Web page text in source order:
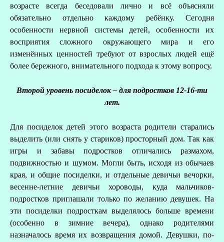
возрасте всегда беседовали лично и всё объясняли
обязательно отдельно каждому ребёнку. Сегодня
особенности нервной системы детей, особенности их
восприятия сложного окружающего мира и его
изменённых ценностей требуют от взрослых людей ещё
более бережного, внимательного подхода к этому вопросу.
Второй уровень посиделок – для подростков 12-16-ти
лет.
Для посиделок детей этого возраста родители старались
выделить (или снять у стариков) просторный дом. Так как
игры и забавы подростков отличались размахом,
подвижностью и шумом. Могли быть, исходя из обычаев
края, и общие посиделки, и отдельные девичьи вечорки,
весенне-летние девичьи хороводы, куда мальчиков-
подростков приглашали только по желанию девушек. На
эти посиделки подросткам выделялось больше времени
(особенно в зимние вечера), однако родителями
назначалось время их возвращения домой. Девушки, по-